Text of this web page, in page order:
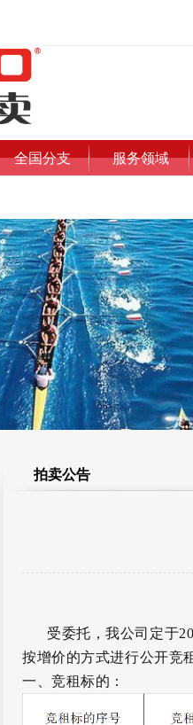
全国分支 服务领域
拍卖公告
受委托，我公司定于
按增价的方式进行公开竞
一、竞租标的：